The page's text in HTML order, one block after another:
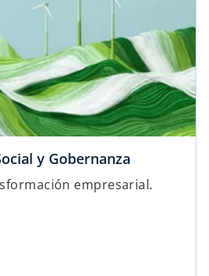
y Gobernanza
empresarial.